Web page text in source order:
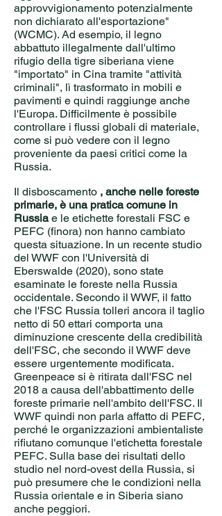
approvvigionamento potenzialmente
non dichiarato all'esportazione"
(WCMC). Ad esempio, il legno
abbattuto illegalmente dall'ultimo
rifugio della tigre siberiana viene
"importato" in Cina tramite "attività
criminali", lì trasformato in mobili e
pavimenti e quindi raggiunge anche
l'Europa. Difficilmente è possibile
controllare i flussi globali di materiale,
come si può vedere con il legno
proveniente da paesi critici come la
Russia.
Il disboscamento , anche nelle foreste
primarie, è una pratica comune in
Russiae le etichette forestali FSC e
PEFC (finora) non hanno cambiato
questa situazione. In un recente studio
del WWF con l'Università di
Eberswalde (2020), sono state
esaminate le foreste nella Russia
occidentale. Secondo il WWF, il fatto
che l'FSC Russia tolleri ancora il taglio
netto di 50 ettari comporta una
diminuzione crescente della credibilità
dell'FSC, che secondo il WWF deve
essere urgentemente modificata.
Greenpeace si è ritirata dall'FSC nel
2018 a causa dell'abbattimento delle
foreste primarie nell'ambito dell'FSC. Il
WWF quindi non parla affatto di PEFC,
perché le organizzazioni ambientaliste
rifiutano comunque l'etichetta forestale
PEFC. Sulla base dei risultati dello
studio nel nord-ovest della Russia, si
può presumere che le condizioni nella
Russia orientale e in Siberia siano
anche peggiori.